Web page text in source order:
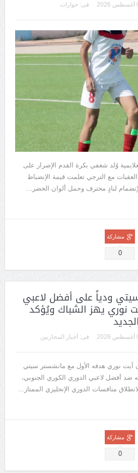
فى: حوارات
وُلد شغفي بكرة القدم الإصرار على
مع الترجي تعلمت قيمة الإنضباط
لنادٍ محترف وحمل ألوان الخضر...
مشاركة
0
ودياً على أفضل لاعبي
نوري يهز الشباك ويُؤكد
فى: أخبار المحاربين
آيت نوري هدفه الأول مع مانشستر سيتي
ضد أفضل لاعبي الدوري الكوري الجنوبي،
منافسات الدوري الإنجليزي الممتاز...
مشاركة
0